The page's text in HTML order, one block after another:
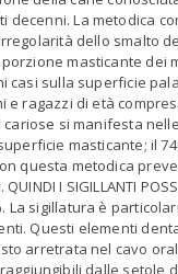
decenni. La metodica
dello smalto
masticante dei
casi sulla superficie
e ragazzi di età
cariose si manifesta
masticante; il
questa metodica
I SIGILLANTI
La sigillatura è
Questi elementi
arretrata nel cavo